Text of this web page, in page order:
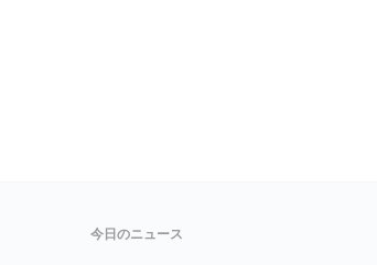
今日のニュース